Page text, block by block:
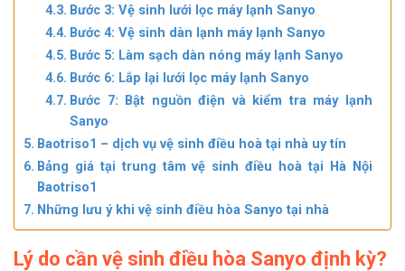
Bước 3: Vệ sinh lưới lọc máy lạnh Sanyo
Bước 4: Vệ sinh dàn lạnh máy lạnh Sanyo
Bước 5: Làm sạch dàn nóng máy lạnh Sanyo
Bước 6: Lắp lại lưới lọc máy lạnh Sanyo
Bước 7: Bật nguồn điện và kiểm tra máy lạnh
Sanyo
Baotriso1 – dịch vụ vệ sinh điều hoà tại nhà uy tín
Bảng giá tại trung tâm vệ sinh điều hoà tại Hà Nội
Baotriso1
Những lưu ý khi vệ sinh điều hòa Sanyo tại nhà
Lý do cần vệ sinh điều hòa Sanyo định kỳ?